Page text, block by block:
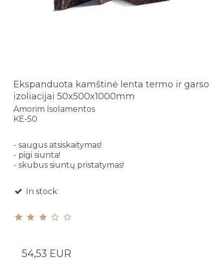
Ekspanduota kamštinė lenta termo ir garso
izoliacijai 50x500x1000mm
Amorim Isolamentos
KE-50
- saugus atsiskaitymas!
- pigi siunta!
- skubus siuntų pristatymas!
In stock
54,53 EUR